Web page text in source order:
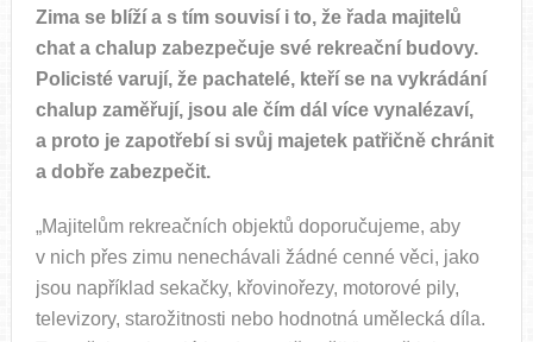
Zima se blíží a s tím souvisí i to, že řada majitelů
chat a chalup zabezpečuje své rekreační budovy.
Policisté varují, že pachatelé, kteří se na vykrádání
chalup zaměřují, jsou ale čím dál více vynalézaví,
a proto je zapotřebí si svůj majetek patřičně chránit
a dobře zabezpečit.
„Majitelům rekreačních objektů doporučujeme, aby
v nich přes zimu nenechávali žádné cenné věci, jako
jsou například sekačky, křovinořezy, motorové pily,
televizory, starožitnosti nebo hodnotná umělecká díla.